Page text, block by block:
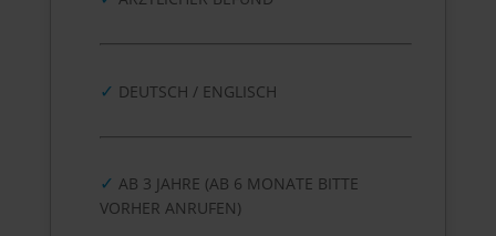
✓ DEUTSCH / ENGLISCH
✓ AB 3 JAHRE (AB 6 MONATE BITTE
VORHER ANRUFEN)